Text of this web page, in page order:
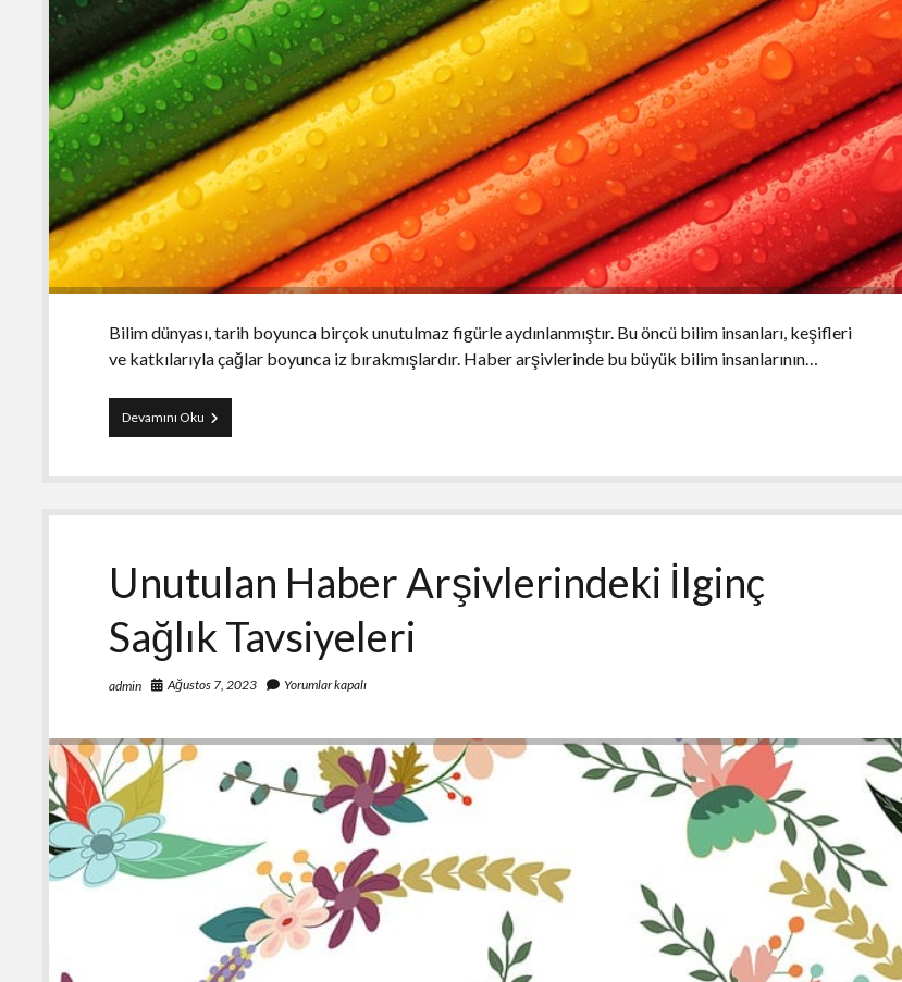
Bilim dünyası, tarih boyunca birçok unutulmaz figürle aydınlanmıştır. Bu öncü bilim insanları, keşifleri
ve katkılarıyla çağlar boyunca iz bırakmışlardır. Haber arşivlerinde bu büyük bilim insanlarının…
Devamını Oku Haber
Arşivindeki
Bilim
Unutulan Haber Arşivlerindeki İlginç
Sağlık Tavsiyeleri
admin Ağustos 7, 2023 Yorumlar kapalı